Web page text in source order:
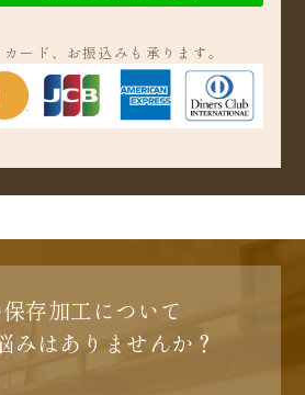
ード、お振込みも承ります。
存加工について
みはありませんか？